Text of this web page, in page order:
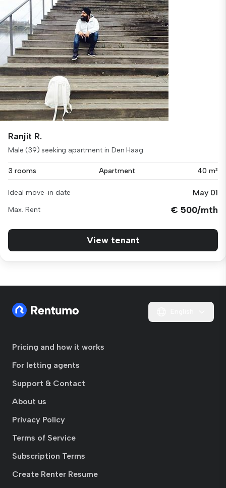
Ranjit R.
Male (39) seeking apartment in Den Haag
3 rooms Apartment 40 m²
Ideal move-in date May 01
Max. Rent € 500/mth
View tenant
Pricing and how it works
For letting agents
Support & Contact
About us
Privacy Policy
Terms of Service
Subscription Terms
Create Renter Resume